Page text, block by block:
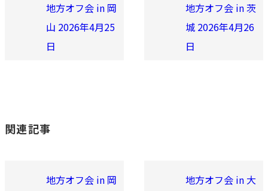
地方オフ会 in 岡
山 2026年4月25
日
地方オフ会 in 茨
城 2026年4月26
日
関連記事
地方オフ会 in 岡
地方オフ会 in 大